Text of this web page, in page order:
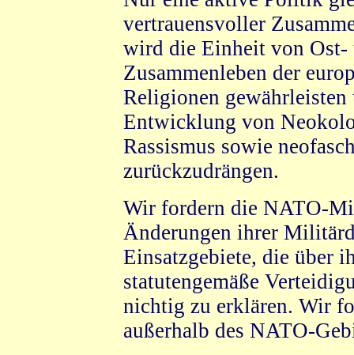
vertrauensvoller
wird die Einheit von Ost-
Zusammenleben der
Religionen
Entwicklung von
Rassismus sowie
zurückzudrängen.
Wir fordern die NATO-
Änderungen ihrer
Einsatzgebiete, die über
statutengemäße
nichtig zu erklären. Wir
außerhalb des NATO-